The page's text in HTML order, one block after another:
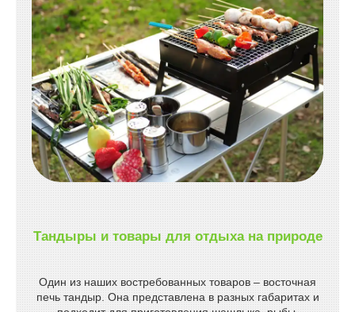
Тандыры и товары для отдыха на природе
Один из наших востребованных товаров – восточная
печь тандыр. Она представлена в разных габаритах и